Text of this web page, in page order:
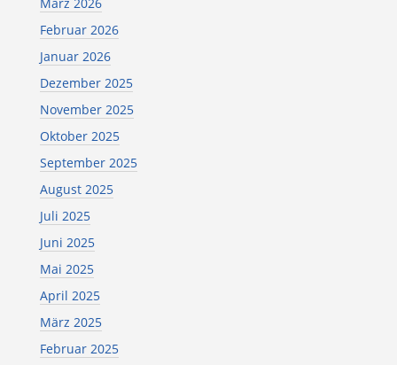
Februar 2026
Januar 2026
Dezember 2025
November 2025
Oktober 2025
September 2025
August 2025
Juli 2025
Juni 2025
Mai 2025
April 2025
März 2025
Februar 2025